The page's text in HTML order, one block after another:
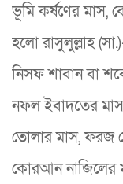
ভূমি কর্ষণের মাস,
হলো রাসুলুল্লাহ
নিসফ শাবান বা
নফল ইবাদতের
তোলার মাস, ফরজ
কোরআন নাজিলের